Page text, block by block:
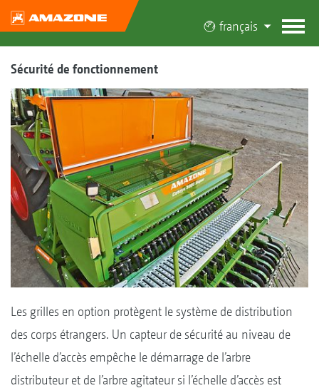
français
Sécurité de fonctionnement
Les grilles en option protègent le système de distribution
des corps étrangers. Un capteur de sécurité au niveau de
l’échelle d’accès empêche le démarrage de l’arbre
distributeur et de l’arbre agitateur si l’échelle d’accès est